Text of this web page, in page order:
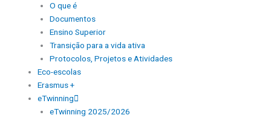
O que é
Documentos
Ensino Superior
Transição para a vida ativa
Protocolos, Projetos e Atividades
Eco-escolas
Erasmus +
eTwinning
eTwinning 2025/2026